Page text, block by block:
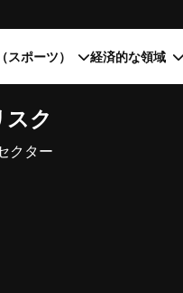
スポーツ） 経済的な領域
ク
クター